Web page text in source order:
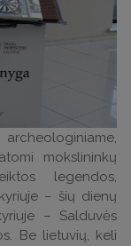
mokslininkų
legendos,
– šių dienų
– Salduvės
Be lietuvių, keli